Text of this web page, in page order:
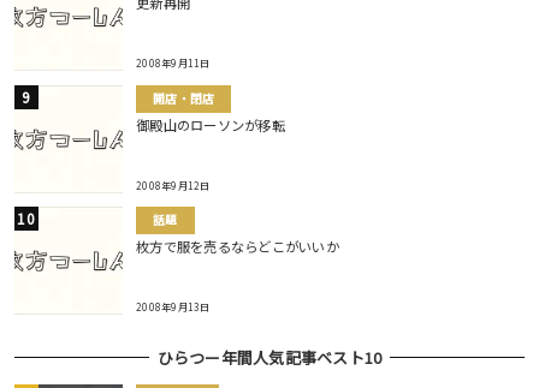
2008年9月11日
開店・閉店
御殿山のローソンが移転
2008年9月12日
話題
枚方で服を売るならどこがいいか
2008年9月13日
ひらつー年間人気記事ベスト10